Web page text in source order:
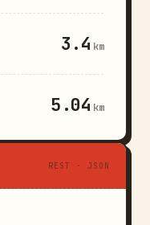
3.4 km
5.04 km
REST · JSON